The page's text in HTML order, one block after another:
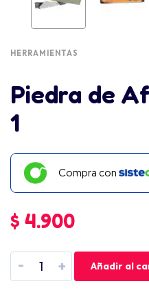
HERRAMIENTAS
Piedra de
1
Compra con
$ 4.900
- + Añadir al